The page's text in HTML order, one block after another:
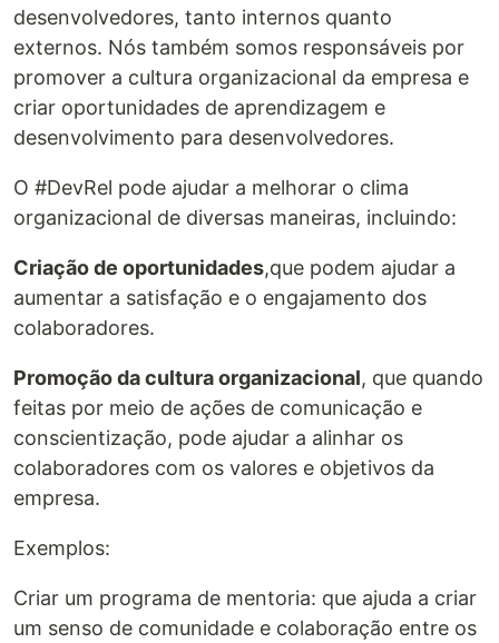
desenvolvedores, tanto internos quanto
externos. Nós também somos responsáveis por
promover a cultura organizacional da empresa e
criar oportunidades de aprendizagem e
desenvolvimento para desenvolvedores.
O #DevRel pode ajudar a melhorar o clima
organizacional de diversas maneiras, incluindo:
Criação de oportunidades,que podem ajudar a
aumentar a satisfação e o engajamento dos
colaboradores.
Promoção da cultura organizacional, que quando
feitas por meio de ações de comunicação e
conscientização, pode ajudar a alinhar os
colaboradores com os valores e objetivos da
empresa.
Exemplos:
Criar um programa de mentoria: que ajuda a criar
um senso de comunidade e colaboração entre os